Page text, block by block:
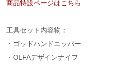
商品特設ページはこちら
工具セット内容物：
・ゴッドハンドニッパー
・OLFAデザインナイフ